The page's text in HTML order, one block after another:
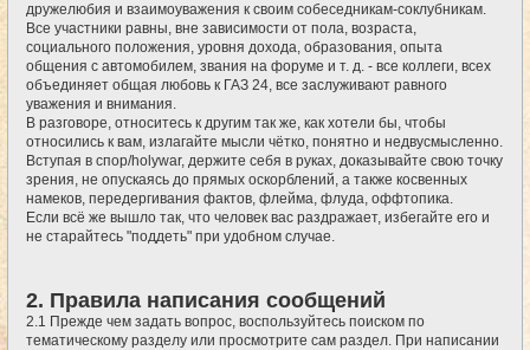
дружелюбия и взаимоуважения к своим собеседникам-соклубникам.
Все участники равны, вне зависимости от пола, возраста,
социального положения, уровня дохода, образования, опыта
общения с автомобилем, звания на форуме и т. д. - все коллеги, всех
объединяет общая любовь к ГАЗ 24, все заслуживают равного
уважения и внимания.
В разговоре, относитесь к другим так же, как хотели бы, чтобы
относились к вам, излагайте мысли чётко, понятно и недвусмысленно.
Вступая в спор/holywar, держите себя в руках, доказывайте свою точку
зрения, не опускаясь до прямых оскорблений, а также косвенных
намеков, передергивания фактов, флейма, флуда, оффтопика.
Если всё же вышло так, что человек вас раздражает, избегайте его и
не старайтесь "поддеть" при удобном случае.
2. Правила написания сообщений
2.1 Прежде чем задать вопрос, воспользуйтесь поиском по
тематическому разделу или просмотрите сам раздел. При написании